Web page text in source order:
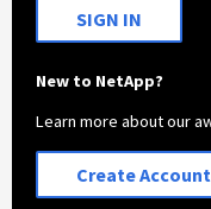
SIGN IN
New to NetApp?
Learn more about our
Create Account